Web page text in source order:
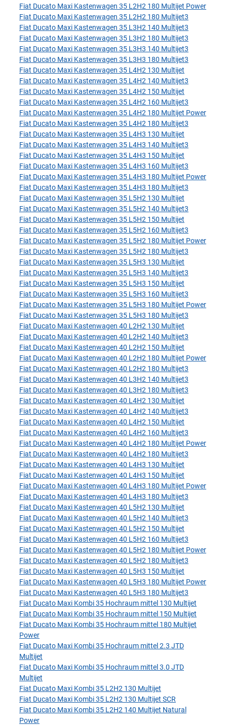
Fiat Ducato Maxi Kastenwagen 35 L2H2 180 Multijet Power
Fiat Ducato Maxi Kastenwagen 35 L2H2 180 Multijet3
Fiat Ducato Maxi Kastenwagen 35 L3H2 140 Multijet3
Fiat Ducato Maxi Kastenwagen 35 L3H2 180 Multijet3
Fiat Ducato Maxi Kastenwagen 35 L3H3 140 Multijet3
Fiat Ducato Maxi Kastenwagen 35 L3H3 180 Multijet3
Fiat Ducato Maxi Kastenwagen 35 L4H2 130 Multijet
Fiat Ducato Maxi Kastenwagen 35 L4H2 140 Multijet3
Fiat Ducato Maxi Kastenwagen 35 L4H2 150 Multijet
Fiat Ducato Maxi Kastenwagen 35 L4H2 160 Multijet3
Fiat Ducato Maxi Kastenwagen 35 L4H2 180 Multijet Power
Fiat Ducato Maxi Kastenwagen 35 L4H2 180 Multijet3
Fiat Ducato Maxi Kastenwagen 35 L4H3 130 Multijet
Fiat Ducato Maxi Kastenwagen 35 L4H3 140 Multijet3
Fiat Ducato Maxi Kastenwagen 35 L4H3 150 Multijet
Fiat Ducato Maxi Kastenwagen 35 L4H3 160 Multijet3
Fiat Ducato Maxi Kastenwagen 35 L4H3 180 Multijet Power
Fiat Ducato Maxi Kastenwagen 35 L4H3 180 Multijet3
Fiat Ducato Maxi Kastenwagen 35 L5H2 130 Multijet
Fiat Ducato Maxi Kastenwagen 35 L5H2 140 Multijet3
Fiat Ducato Maxi Kastenwagen 35 L5H2 150 Multijet
Fiat Ducato Maxi Kastenwagen 35 L5H2 160 Multijet3
Fiat Ducato Maxi Kastenwagen 35 L5H2 180 Multijet Power
Fiat Ducato Maxi Kastenwagen 35 L5H2 180 Multijet3
Fiat Ducato Maxi Kastenwagen 35 L5H3 130 Multijet
Fiat Ducato Maxi Kastenwagen 35 L5H3 140 Multijet3
Fiat Ducato Maxi Kastenwagen 35 L5H3 150 Multijet
Fiat Ducato Maxi Kastenwagen 35 L5H3 160 Multijet3
Fiat Ducato Maxi Kastenwagen 35 L5H3 180 Multijet Power
Fiat Ducato Maxi Kastenwagen 35 L5H3 180 Multijet3
Fiat Ducato Maxi Kastenwagen 40 L2H2 130 Multijet
Fiat Ducato Maxi Kastenwagen 40 L2H2 140 Multijet3
Fiat Ducato Maxi Kastenwagen 40 L2H2 150 Multijet
Fiat Ducato Maxi Kastenwagen 40 L2H2 180 Multijet Power
Fiat Ducato Maxi Kastenwagen 40 L2H2 180 Multijet3
Fiat Ducato Maxi Kastenwagen 40 L3H2 140 Multijet3
Fiat Ducato Maxi Kastenwagen 40 L3H2 180 Multijet3
Fiat Ducato Maxi Kastenwagen 40 L4H2 130 Multijet
Fiat Ducato Maxi Kastenwagen 40 L4H2 140 Multijet3
Fiat Ducato Maxi Kastenwagen 40 L4H2 150 Multijet
Fiat Ducato Maxi Kastenwagen 40 L4H2 160 Multijet3
Fiat Ducato Maxi Kastenwagen 40 L4H2 180 Multijet Power
Fiat Ducato Maxi Kastenwagen 40 L4H2 180 Multijet3
Fiat Ducato Maxi Kastenwagen 40 L4H3 130 Multijet
Fiat Ducato Maxi Kastenwagen 40 L4H3 150 Multijet
Fiat Ducato Maxi Kastenwagen 40 L4H3 180 Multijet Power
Fiat Ducato Maxi Kastenwagen 40 L4H3 180 Multijet3
Fiat Ducato Maxi Kastenwagen 40 L5H2 130 Multijet
Fiat Ducato Maxi Kastenwagen 40 L5H2 140 Multijet3
Fiat Ducato Maxi Kastenwagen 40 L5H2 150 Multijet
Fiat Ducato Maxi Kastenwagen 40 L5H2 160 Multijet3
Fiat Ducato Maxi Kastenwagen 40 L5H2 180 Multijet Power
Fiat Ducato Maxi Kastenwagen 40 L5H2 180 Multijet3
Fiat Ducato Maxi Kastenwagen 40 L5H3 150 Multijet
Fiat Ducato Maxi Kastenwagen 40 L5H3 180 Multijet Power
Fiat Ducato Maxi Kastenwagen 40 L5H3 180 Multijet3
Fiat Ducato Maxi Kombi 35 Hochraum mittel 130 Multijet
Fiat Ducato Maxi Kombi 35 Hochraum mittel 150 Multijet
Fiat Ducato Maxi Kombi 35 Hochraum mittel 180 Multijet
Power
Fiat Ducato Maxi Kombi 35 Hochraum mittel 2.3 JTD
Multijet
Fiat Ducato Maxi Kombi 35 Hochraum mittel 3.0 JTD
Multijet
Fiat Ducato Maxi Kombi 35 L2H2 130 Multijet
Fiat Ducato Maxi Kombi 35 L2H2 130 Multijet SCR
Fiat Ducato Maxi Kombi 35 L2H2 140 Multijet Natural
Power